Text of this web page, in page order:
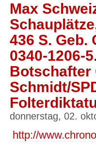
Max
436 S. Geb.
0340-1206-
Botschafter
Schmidt/
donnerstag, 02.
http://